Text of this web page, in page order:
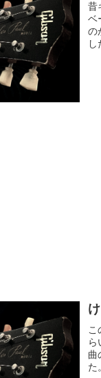
昔
ベ
の
こ
ら
曲
た